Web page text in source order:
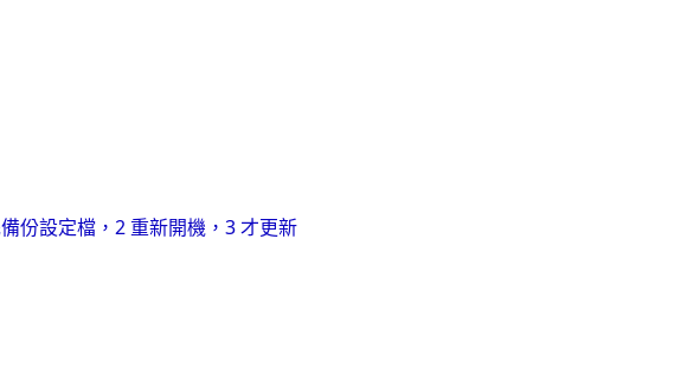
份設定檔，2 重新開機，3 才更新